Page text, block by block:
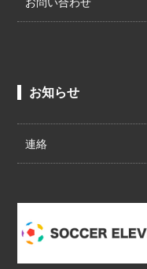
お知らせ
連絡